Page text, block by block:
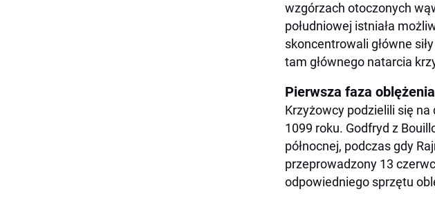
wzgórzach otoczonych
południowej istniała
skoncentrowali główne
tam głównego natarcia
Pierwsza faza
Krzyżowcy podzielili się
1099 roku. Godfryd z
północnej, podczas gdy
przeprowadzony 13
odpowiedniego sprzętu